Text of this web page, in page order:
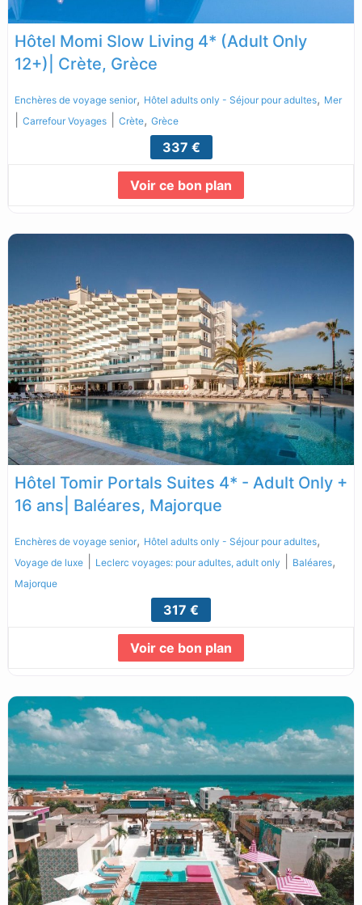
Hôtel Momi Slow Living 4* (Adult Only
12+)| Crète, Grèce
Enchères de voyage senior, Hôtel adults only - Séjour pour adultes, Mer
Carrefour Voyages| Crète, Grèce
337 €
Voir ce bon plan
Lire la suite...
Hôtel Tomir Portals Suites 4* - Adult Only +
16 ans| Baléares, Majorque
Enchères de voyage senior, Hôtel adults only - Séjour pour adultes,
Voyage de luxe| Leclerc voyages: pour adultes, adult only Baléares,
Majorque
317 €
Voir ce bon plan
Lire la suite...